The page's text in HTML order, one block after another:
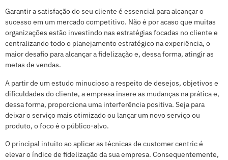
Garantir a satisfação do seu cliente é essencial para alcançar o
sucesso em um mercado competitivo. Não é por acaso que muitas
organizações estão investindo nas estratégias focadas no cliente e
centralizando todo o planejamento estratégico na experiência, o
maior desafio para alcançar a fidelização e, dessa forma, atingir as
metas de vendas.
A partir de um estudo minucioso a respeito de desejos, objetivos e
dificuldades do cliente, a empresa insere as mudanças na prática e,
dessa forma, proporciona uma interferência positiva. Seja para
deixar o serviço mais otimizado ou lançar um novo serviço ou
produto, o foco é o público-alvo.
O principal intuito ao aplicar as técnicas de customer centric é
elevar o índice de fidelização da sua empresa. Consequentemente,